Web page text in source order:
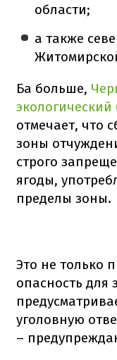
области;
а также
Ба больше,
отмечает, что
зоны
строго
ягоды,
пределы зоны.
Это не только
опасность для
уголовную
–